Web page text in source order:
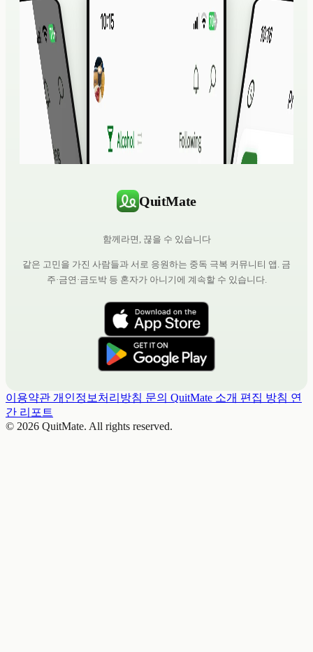
QuitMate
함께라면, 끊을 수 있습니다
같은 고민을 가진 사람들과 서로 응원하는 중독 극복 커뮤니티 앱. 금
주·금연·금도박 등 혼자가 아니기에 계속할 수 있습니다.
이용약관 개인정보처리방침 문의 QuitMate 소개 편집 방침 연
간 리포트
© 2026 QuitMate. All rights reserved.